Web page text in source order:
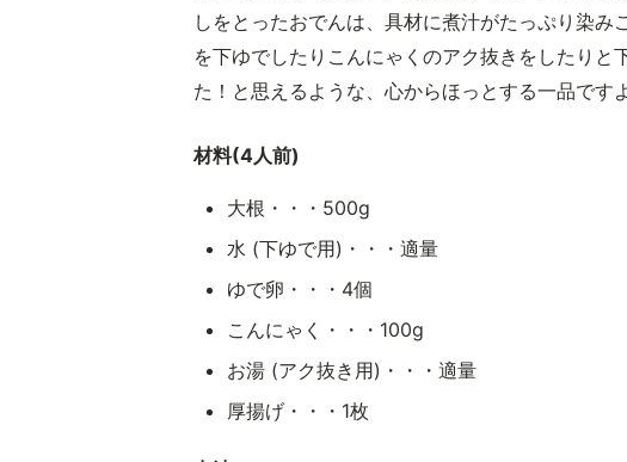
しをとったおでんは、具材に煮汁がたっぷり染
を下ゆでしたりこんにゃくのアク抜きをしたりと
た！と思えるような、心からほっとする一品です
材料(4人前)
大根・・・500g
水 (下ゆで用)・・・適量
ゆで卵・・・4個
こんにゃく・・・100g
お湯 (アク抜き用)・・・適量
厚揚げ・・・1枚